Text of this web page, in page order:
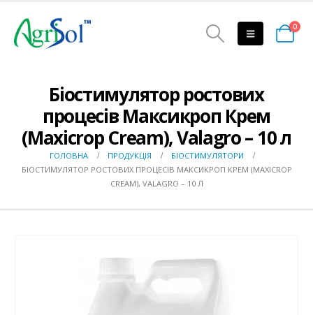
0
Біостимулятор ростових
процесів Максикроп Крем
(Maxicrop Сream), Valagro – 10 л
ГОЛОВНА ПРОДУКЦІЯ
БІОСТИМУЛЯТОРИ
БІОСТИМУЛЯТОР РОСТОВИХ ПРОЦЕСІВ МАКСИКРОП КРЕМ (MAXICROP
СREAM), VALAGRO – 10 Л